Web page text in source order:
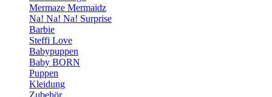
Mermaze Mermaidz
Na! Na! Na! Surprise
Barbie
Steffi Love
Babypuppen
Baby BORN
Puppen
Kleidung
Zubehör